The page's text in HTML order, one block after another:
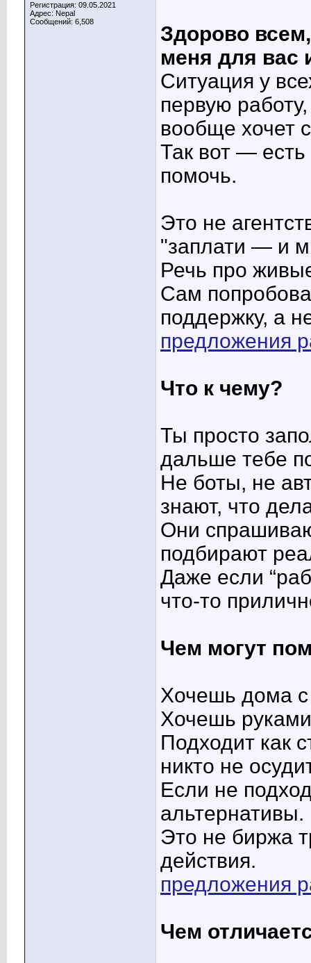
Регистрация: 09.05.2021
Адрес: Nepal
Сообщений: 6,508
Здорово
меня для вас
Ситуация у
первую
вообще хочет
Так вот —
помочь.
Это не
"заплати — и
Речь про
Сам
поддержку, а
предложения
Что к чему?
Ты просто
дальше тебе
Не боты, не
знают, что
Они
подбирают
Даже если
что-то
Чем могут
Хочешь дома с
Хочешь
Подходит как
никто не
Если не
альтернативы.
Это не биржа
действия.
предложения
Чем